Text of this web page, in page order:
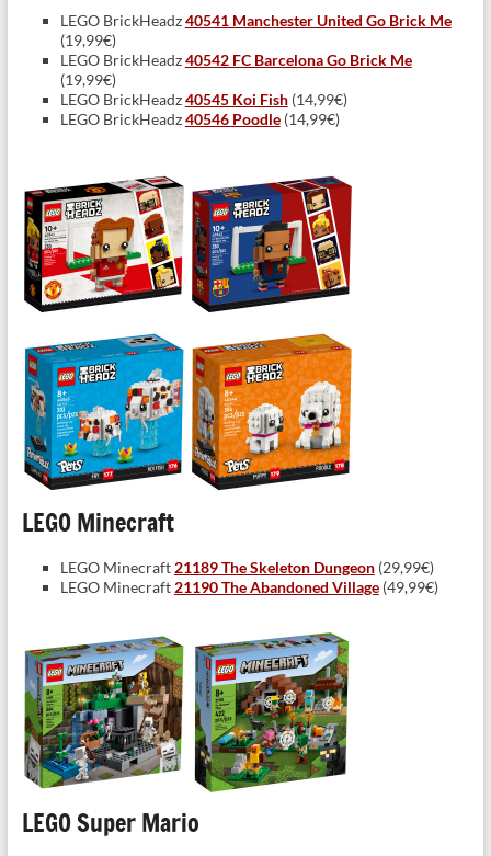
LEGO BrickHeadz40541 Manchester United Go Brick Me
(19,99€)
LEGO BrickHeadz40542 FC Barcelona Go Brick Me
(19,99€)
LEGO BrickHeadz40545 Koi Fish(14,99€)
LEGO BrickHeadz40546 Poodle(14,99€)
LEGO Minecraft
LEGO Minecraft 21189 The Skeleton Dungeon(29,99€)
LEGO Minecraft 21190 The Abandoned Village(49,99€)
LEGO Super Mario